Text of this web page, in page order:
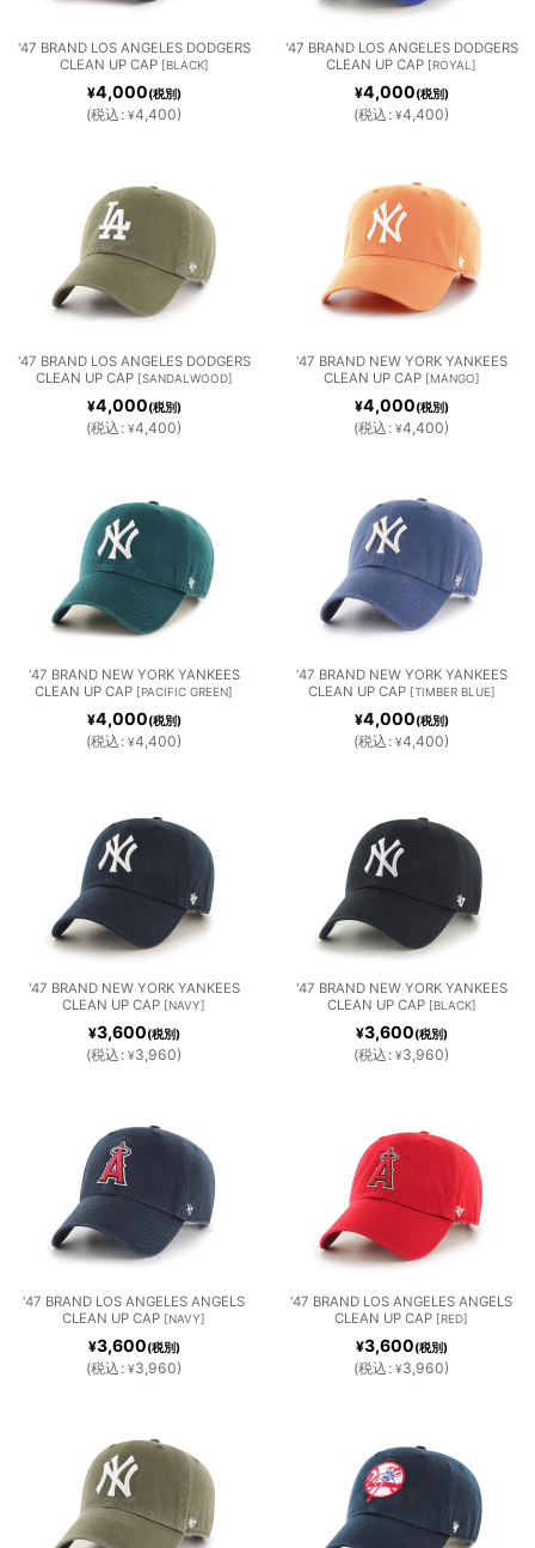
'47 BRAND LOS ANGELES DODGERS
CLEAN UP CAP [BLACK]
¥4,000(税別)
(税込 : ¥4,400)
'47 BRAND LOS ANGELES DODGERS
CLEAN UP CAP [ROYAL ]
¥4,000(税別)
(税込 : ¥4,400)
'47 BRAND LOS ANGELES DODGERS
CLEAN UP CAP [SANDALWOOD]
¥4,000(税別)
(税込 : ¥4,400)
'47 BRAND NEW YORK YANKEES
CLEAN UP CAP [MANGO]
¥4,000(税別)
(税込 : ¥4,400)
'47 BRAND NEW YORK YANKEES
CLEAN UP CAP [PACIFIC GREEN]
¥4,000(税別)
(税込 : ¥4,400)
'47 BRAND NEW YORK YANKEES
CLEAN UP CAP [TIMBER BLUE]
¥4,000(税別)
(税込 : ¥4,400)
'47 BRAND NEW YORK YANKEES
CLEAN UP CAP [NAVY]
¥3,600(税別)
(税込 : ¥3,960)
'47 BRAND NEW YORK YANKEES
CLEAN UP CAP [BLACK]
¥3,600(税別)
(税込 : ¥3,960)
'47 BRAND LOS ANGELES ANGELS
CLEAN UP CAP [NAVY]
¥3,600(税別)
(税込 : ¥3,960)
'47 BRAND LOS ANGELES ANGELS
CLEAN UP CAP [RED]
¥3,600(税別)
(税込 : ¥3,960)